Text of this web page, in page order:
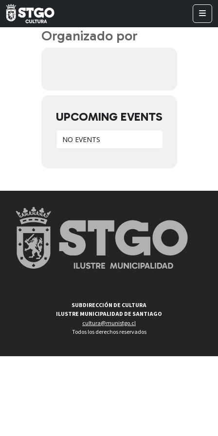
Organizado por
UPCOMING EVENTS
NO EVENTS
SUBDIRECCIÓN DE CULTURA
ILUSTRE MUNICIPALIDAD DE SANTIAGO
cultura@munistgo.cl
Todos los derechos reservados